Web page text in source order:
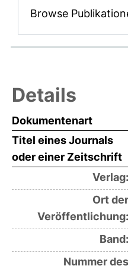
Browse
Details
Dokumentenart
Titel eines Journals
oder einer Zeitschrift
Verlag:
Ort der
Veröffentlichung:
Band:
Nummer des